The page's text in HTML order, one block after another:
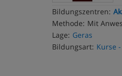
Bildungszentren:
Methode: Mit
Lage: Geras
Bildungsart: Kurse